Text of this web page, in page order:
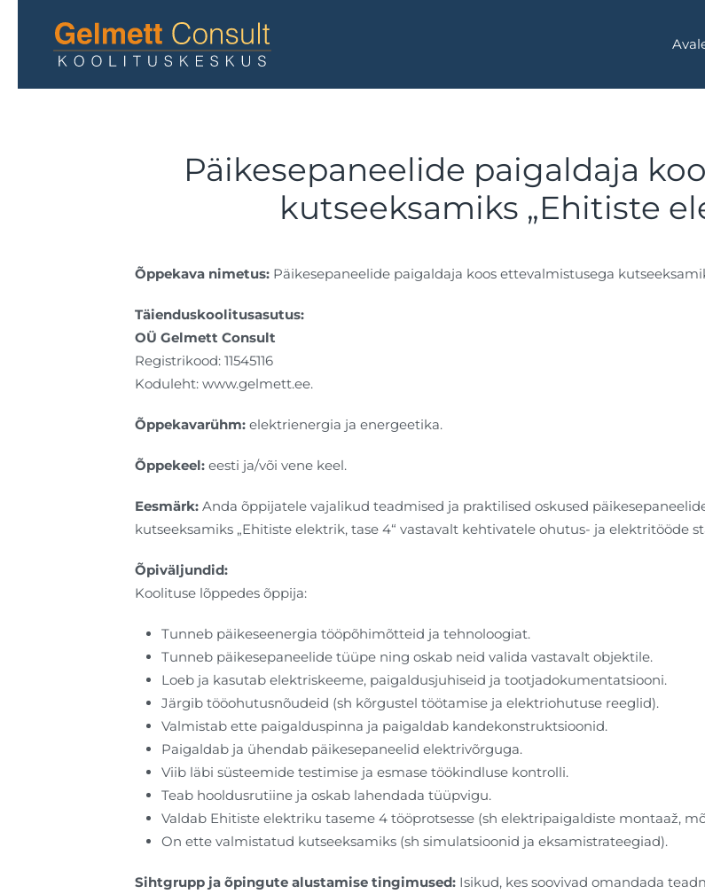
Skip to main content
Päikesepaneelide paigaldaja
kutseeksamiks „Ehitiste
Õppekava nimetus: Päikesepaneelide paigaldaja koos ettevalmistusega
Täienduskoolitusasutus:
OÜ Gelmett Consult
Registrikood: 11545116
Koduleht: www.gelmett.ee.
Õppekavarühm: elektrienergia ja energeetika.
Õppekeel: eesti ja/või vene keel.
Eesmärk: Anda õppijatele vajalikud teadmised ja praktilised oskused
kutseeksamiks „Ehitiste elektrik, tase 4“ vastavalt kehtivatele ohutus- ja elektritööde
Õpiväljundid:
Koolituse lõppedes õppija:
Tunneb päikeseenergia tööpõhimõtteid ja tehnoloogiat.
Tunneb päikesepaneelide tüüpe ning oskab neid valida vastavalt objektile.
Loeb ja kasutab elektriskeeme, paigaldusjuhiseid ja tootjadokumentatsiooni.
Järgib tööohutusnõudeid (sh kõrgustel töötamise ja elektriohutuse reeglid).
Valmistab ette paigalduspinna ja paigaldab kandekonstruktsioonid.
Paigaldab ja ühendab päikesepaneelid elektrivõrguga.
Viib läbi süsteemide testimise ja esmase töökindluse kontrolli.
Teab hooldusrutiine ja oskab lahendada tüüpvigu.
Valdab Ehitiste elektriku taseme 4 tööprotsesse (sh elektripaigaldiste montaaž,
On ette valmistatud kutseeksamiks (sh simulatsioonid ja eksamistrateegiad).
Sihtgrupp ja õpingute alustamise tingimused: Isikud, kes soovivad omandada